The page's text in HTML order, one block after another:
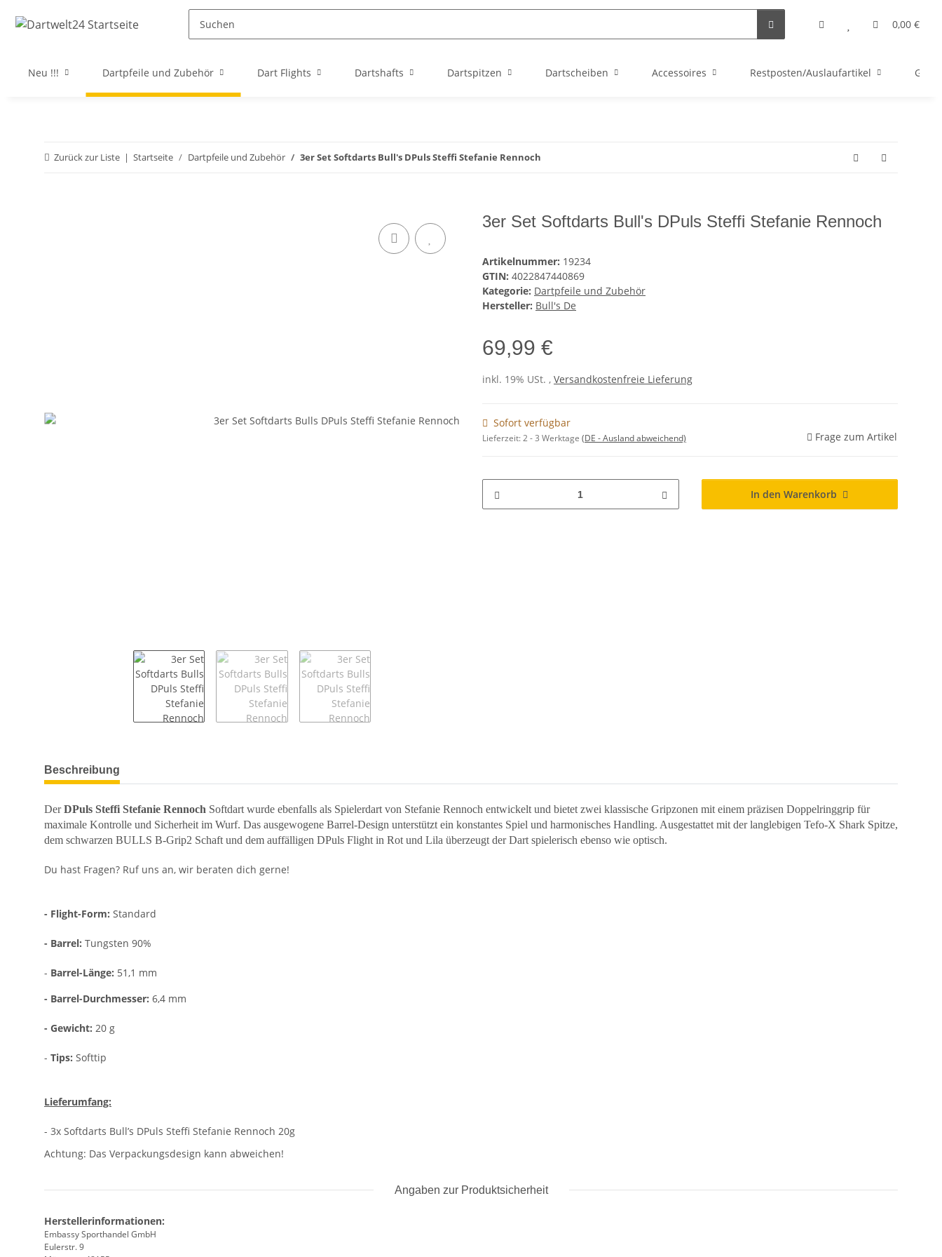
0,00 €
Neu !!! Dartpfeile und Zubehör Dart Flights Dartshafts Dartspitzen Dartscheiben Accessoires Restposten/Auslaufartikel
Zurück zur Liste Startseite Dartpfeile und Zubehör 3er Set Softdarts Bull's DPuls Steffi Stefanie Rennoch
3er Set Softdarts Bull's DPuls Steffi Stefanie Rennoch
Artikelnummer: 19234
GTIN: 4022847440869
Kategorie: Dartpfeile und Zubehör
Hersteller: Bull's De
69,99 €
inkl. 19% USt. , Versandkostenfreie Lieferung
Sofort verfügbar
Lieferzeit:2 - 3 Werktage (DE - Ausland abweichend) Frage zum Artikel
In den Warenkorb
weitere Registerkarten anzeigen
Beschreibung
DerDPuls Steffi Stefanie Rennoch Softdart wurde ebenfalls als Spielerdart von Stefanie Rennoch entwickelt und bietet zwei klassische Gripzonen mit einem präzisen Doppelringgrip für
maximale Kontrolle und Sicherheit im Wurf. Das ausgewogene Barrel-Design unterstützt ein konstantes Spiel und harmonisches Handling. Ausgestattet mit der langlebigen Tefo-X Shark Spitze,
dem schwarzen BULLS B-Grip2 Schaft und dem auffälligen DPuls Flight in Rot und Lila überzeugt der Dart spielerisch ebenso wie optisch.
Du hast Fragen? Ruf uns an, wir beraten dich gerne!
- Flight-Form: Standard
- Barrel: Tungsten 90%
- Barrel-Länge: 51,1 mm
- Barrel-Durchmesser: 6,4 mm
- Gewicht: 20 g
- Tips: Softtip
Lieferumfang:
- 3x Softdarts Bull’s DPuls Steffi Stefanie Rennoch 20g
Achtung: Das Verpackungsdesign kann abweichen!
Angaben zur Produktsicherheit
Herstellerinformationen:
Embassy Sporthandel GmbH
Eulerstr. 9